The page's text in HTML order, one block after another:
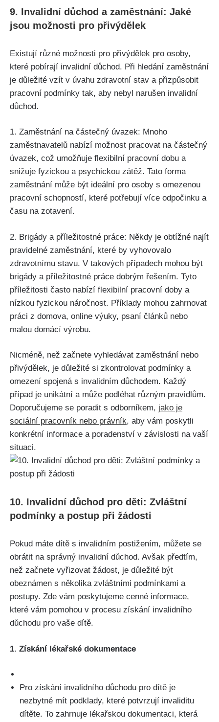
9. Invalidní důchod a zaměstnání: Jaké
jsou možnosti pro přivýdělek
Existují různé možnosti pro přivýdělek pro osoby,
které pobírají invalidní důchod. Při hledání zaměstnání
je důležité vzít v úvahu zdravotní stav a přizpůsobit
pracovní podmínky tak, aby nebyl narušen invalidní
důchod.
1. Zaměstnání na částečný úvazek: Mnoho
zaměstnavatelů nabízí možnost pracovat na částečný
úvazek, což umožňuje flexibilní pracovní dobu a
snižuje fyzickou a psychickou zátěž. Tato forma
zaměstnání může být ideální pro osoby s omezenou
pracovní schopností, které potřebují více odpočinku a
času na zotavení.
2. Brigády a příležitostné práce: Někdy je obtížné najít
pravidelné zaměstnání, které by vyhovovalo
zdravotnímu stavu. V takových případech mohou být
brigády a příležitostné práce dobrým řešením. Tyto
příležitosti často nabízí flexibilní pracovní doby a
nízkou fyzickou náročnost. Příklady mohou zahrnovat
práci z domova, online výuky, psaní článků nebo
malou domácí výrobu.
Nicméně, než začnete vyhledávat zaměstnání nebo
přivýdělek, je důležité si zkontrolovat podmínky a
omezení spojená s invalidním důchodem. Každý
případ je unikátní a může podléhat různým pravidlům.
Doporučujeme se poradit s odborníkem, jako je
sociální pracovník nebo právník, aby vám poskytli
konkrétní informace a poradenství v závislosti na vaší
situaci.
10. Invalidní důchod pro děti: Zvláštní
podmínky a postup při žádosti
Pokud máte dítě s invalidním postižením, můžete se
obrátit na správný invalidní důchod. Avšak předtím,
než začnete vyřizovat žádost, je důležité být
obeznámen s několika zvláštními podmínkami a
postupy. Zde vám poskytujeme cenné informace,
které vám pomohou v procesu získání invalidního
důchodu pro vaše dítě.
1. Získání lékařské dokumentace
Pro získání invalidního důchodu pro dítě je
nezbytné mít podklady, které potvrzují invaliditu
dítěte. To zahrnuje lékařskou dokumentaci, která